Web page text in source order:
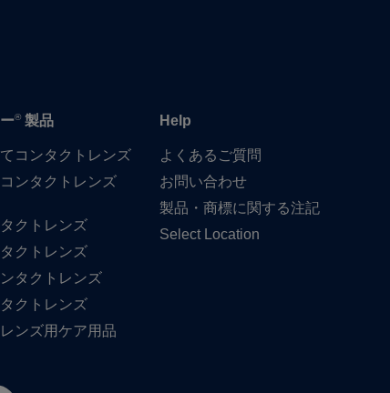
®製品
コンタクトレンズ
ンタクトレンズ
クトレンズ
クトレンズ
タクトレンズ
クトレンズ
ンズ用ケア用品
Help
よく​ある​ご質問
お問い​合わせ
製品・商標に​関する​注記
Select Location